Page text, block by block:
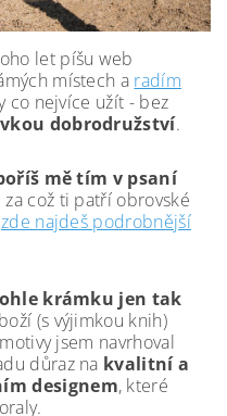
let píšu web
místech a radím
co nejvíce užít - bez
dobrodružství.
mě tím v psaní
za což ti patří obrovské
zde najdeš podrobnější
krámku jen tak
(s výjimkou knih)
jsem navrhoval
důraz na kvalitní a
designem, které